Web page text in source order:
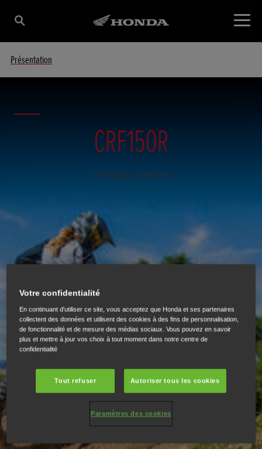
Présentation
CRF150R
Le voyage continue
Votre confidentialité
En continuant d'utiliser ce site, vous acceptez que Honda et ses partenaires
collectent des données et utilisent des cookies à des fins de personnalisation,
de fonctionnalité et de mesure des médias sociaux. Vous pouvez en savoir
plus et mettre à jour vos choix à tout moment dans notre centre de
confidentialité
Tout refuser Autoriser tous les cookies
Paramètres des cookies